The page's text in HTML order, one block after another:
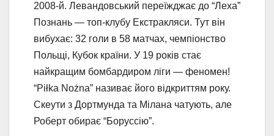
2008-й. Левандовський переїжджає до “Леха”
Познань — топ-клубу Екстракляси. Тут він
вибухає: 32 голи в 58 матчах, чемпіонство
Польщі, Кубок країни. У 19 років стає
найкращим бомбардиром ліги — феномен!
“Piłka Nożna” називає його відкриттям року.
Скеути з Дортмунда та Мілана чатують, але
Роберт обирає “Боруссію”.